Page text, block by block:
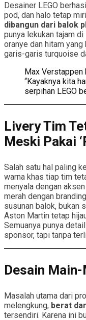
Desainer LEGO
pod, dan halo tetap
dibangun dari balok
punya lekukan tajam
oranye dan hitam
garis-garis turquoise
Max Verstappen
“Kayaknya kita
serpihan LEGO
Livery Tim
Meski Pakai
Salah satu hal paling
warna khas tiap tim
menyala dengan
merah dengan
susunan balok, bukan
Aston Martin tetap
Semuanya punya
sponsor, tapi tanpa
Desain
Masalah utama dari
melengkung, berat
tersendiri. Karena ini